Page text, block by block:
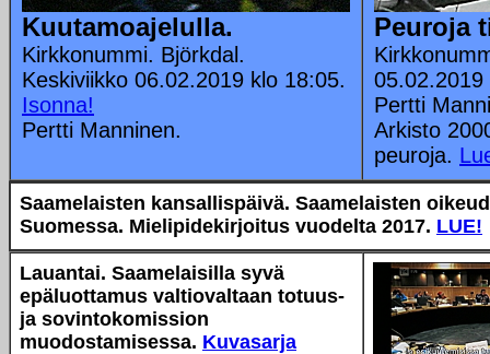
Kuutamoajelulla.
Kirkkonummi. Björkdal.
Keskiviikko 06.02.2019 klo 18:05.
Isonna!
Pertti Manninen.
Peuroja
Pertti
Arkisto
peuroja.
Saamelaisten kansallispäivä. Saamelaisten
Suomessa. Mielipidekirjoitus vuodelta 2017. LUE!
Lauantai. Saamelaisilla syvä
epäluottamus valtiovaltaan totuus-
ja sovintokomission
muodostamisessa. Kuvasarja